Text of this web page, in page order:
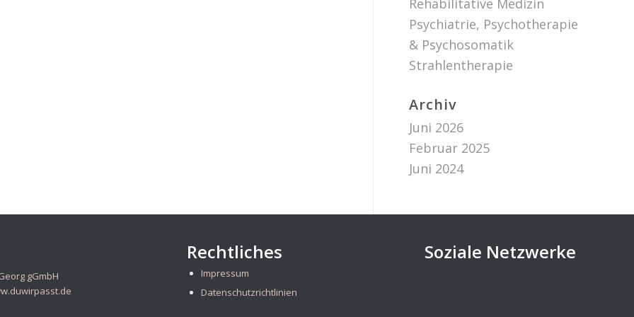
Rehabilitative Medizin
Psychiatrie, Psychotherapie
& Psychosomatik
Strahlentherapie
Archiv
Juni 2026
Februar 2025
Juni 2024
gGmbH
Rechtliches
Impressum
Datenschutzrichtlinien
Soziale Netzwerke